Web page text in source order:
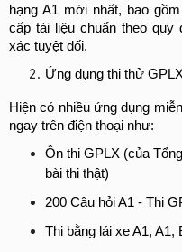
hạng A1 mới nhất, bao
cấp tài liệu chuẩn theo quy
xác tuyệt đối.
Ứng dụng thi thử
Hiện có nhiều ứng dụng
ngay trên điện thoại như:
Ôn thi GPLX (của
bài thi thật)
200 Câu hỏi A1 - Thi
Thi bằng lái xe A1, A1,